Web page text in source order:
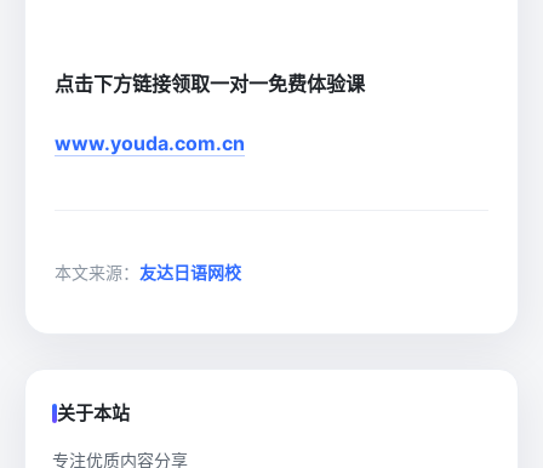
点击下方链接领取一对一免费体验课
www.youda.com.cn
本文来源： 友达日语网校
关于本站
专注优质内容分享